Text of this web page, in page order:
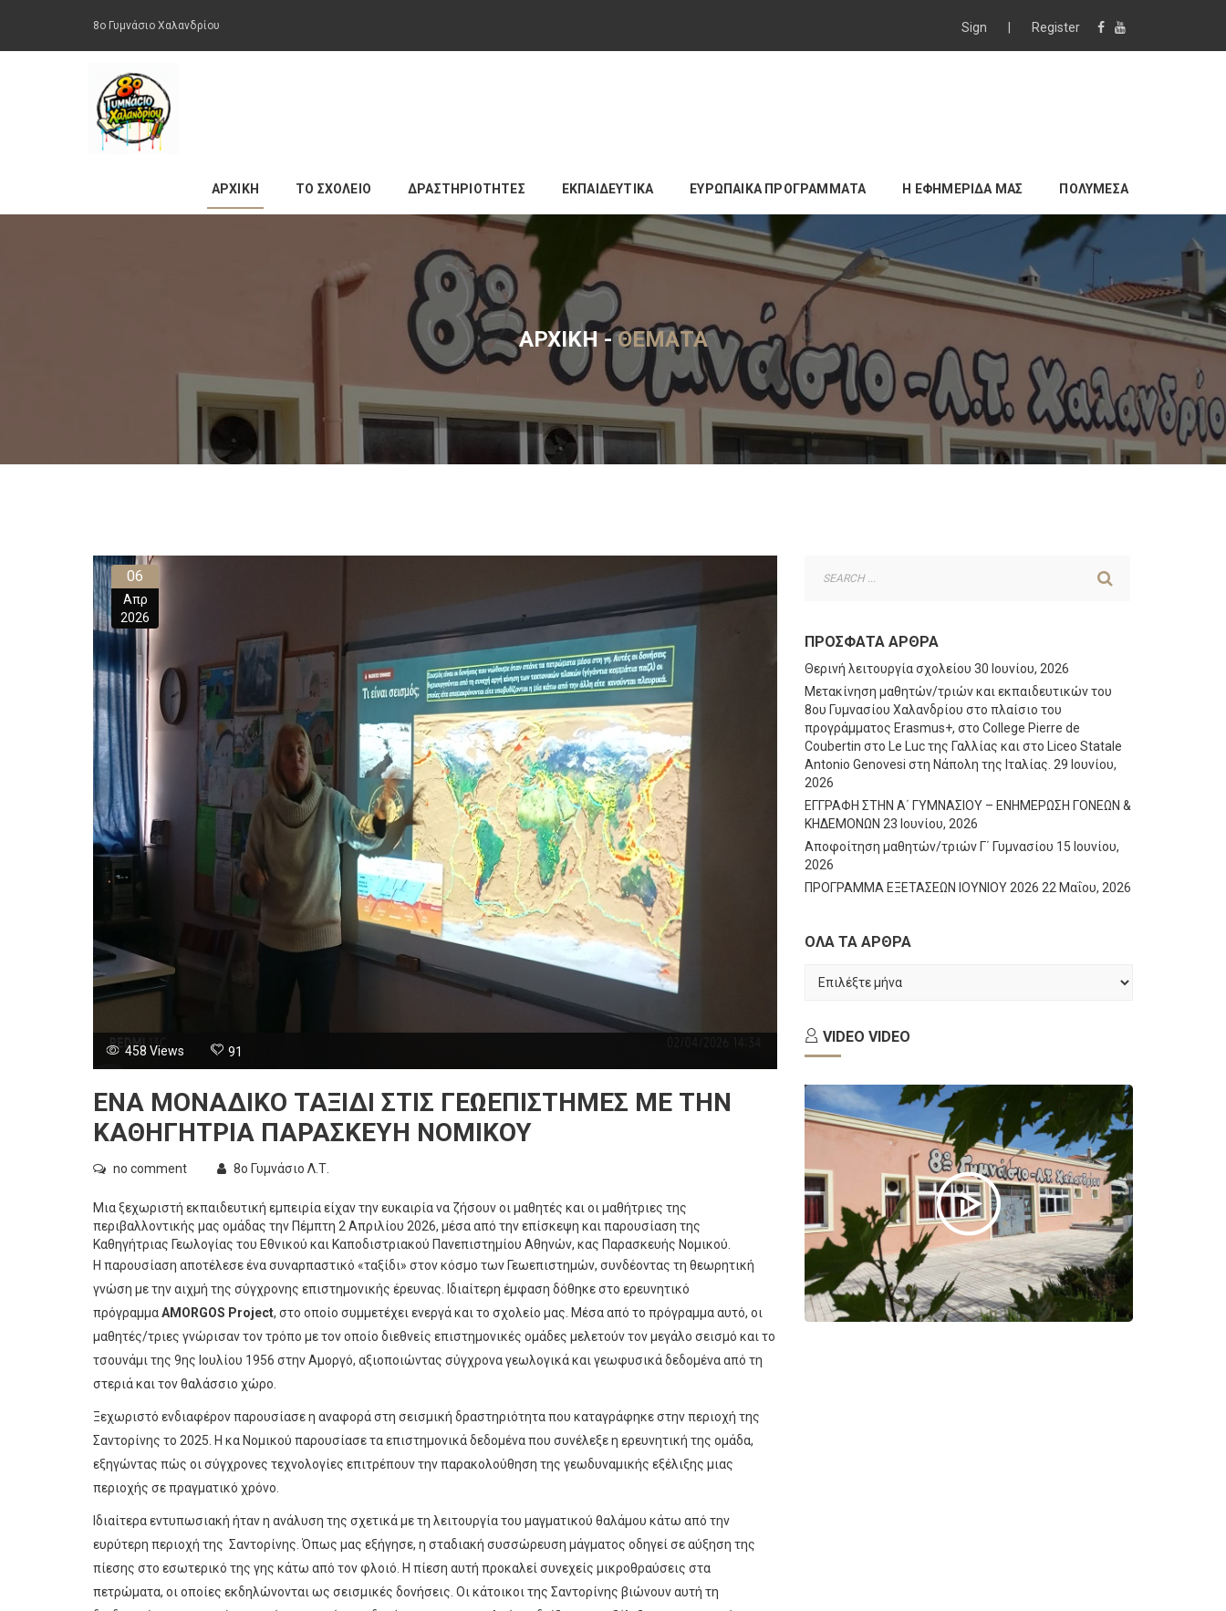
8ο Γυμνάσιο Χαλανδρίου Sign Register
ΑΡΧΙΚΗ ΤΟ ΣΧΟΛΕΙΟ ΔΡΑΣΤΗΡΙΟΤΗΤΕΣ ΕΚΠΑΙΔΕΥΤΙΚΑ ΕΥΡΩΠΑΙΚΑ ΠΡΟΓΡΑΜΜΑΤΑ Η ΕΦΗΜΕΡΙΔΑ ΜΑΣ ΠΟΛΥΜΕΣΑ
ΑΡΧΙΚΉ-ΘΈΜΑΤΑ
06
Απρ
2026
458 Views 91
ΈΝΑ ΜΟΝΑΔΙΚΌ ΤΑΞΊΔΙ ΣΤΙΣ ΓΕΩΕΠΙΣΤΉΜΕΣ ΜΕ ΤΗΝ
ΚΑΘΗΓΉΤΡΙΑ ΠΑΡΑΣΚΕΥΉ ΝΟΜΙΚΟΎ
no comment 8ο Γυμνάσιο Λ.Τ.
Μια ξεχωριστή εκπαιδευτική εμπειρία είχαν την ευκαιρία να ζήσουν οι μαθητές και οι μαθήτριες της
περιβαλλοντικής μας ομάδας την Πέμπτη 2 Απριλίου 2026, μέσα από την επίσκεψη και παρουσίαση της
Καθηγήτριας Γεωλογίας του Εθνικού και Καποδιστριακού Πανεπιστημίου Αθηνών, κας Παρασκευής Νομικού.
Η παρουσίαση αποτέλεσε ένα συναρπαστικό «ταξίδι» στον κόσμο των Γεωεπιστημών, συνδέοντας τη θεωρητική
γνώση με την αιχμή της σύγχρονης επιστημονικής έρευνας. Ιδιαίτερη έμφαση δόθηκε στο ερευνητικό
πρόγραμμαAMORGOS Project, στο οποίο συμμετέχει ενεργά και το σχολείο μας. Μέσα από το πρόγραμμα αυτό, οι
μαθητές/τριες γνώρισαν τον τρόπο με τον οποίο διεθνείς επιστημονικές ομάδες μελετούν τον μεγάλο σεισμό και το
τσουνάμι της 9ης Ιουλίου 1956 στην Αμοργό, αξιοποιώντας σύγχρονα γεωλογικά και γεωφυσικά δεδομένα από τη
στεριά και τον θαλάσσιο χώρο.
Ξεχωριστό ενδιαφέρον παρουσίασε η αναφορά στη σεισμική δραστηριότητα που καταγράφηκε στην περιοχή της
Σαντορίνης το 2025. Η κα Νομικού παρουσίασε τα επιστημονικά δεδομένα που συνέλεξε η ερευνητική της ομάδα,
εξηγώντας πώς οι σύγχρονες τεχνολογίες επιτρέπουν την παρακολούθηση της γεωδυναμικής εξέλιξης μιας
περιοχής σε πραγματικό χρόνο.
Ιδιαίτερα εντυπωσιακή ήταν η ανάλυση της σχετικά με τη λειτουργία του μαγματικού θαλάμου κάτω από την
ευρύτερη περιοχή της Σαντορίνης. Όπως μας εξήγησε, η σταδιακή συσσώρευση μάγματος οδηγεί σε αύξηση της
πίεσης στο εσωτερικό της γης κάτω από τον φλοιό. Η πίεση αυτή προκαλεί συνεχείς μικροθραύσεις στα
πετρώματα, οι οποίες εκδηλώνονται ως σεισμικές δονήσεις. Οι κάτοικοι της Σαντορίνης βιώνουν αυτή τη
ΠΡΌΣΦΑΤΑ ΆΡΘΡΑ
Θερινή λειτουργία σχολείου 30 Ιουνίου, 2026
Μετακίνηση μαθητών/τριών και εκπαιδευτικών του
8ου Γυμνασίου Χαλανδρίου στο πλαίσιο του
προγράμματος Erasmus+, στο College Pierre de
Coubertin στο Le Luc της Γαλλίας και στο Liceo Statale
Antonio Genovesi στη Νάπολη της Ιταλίας. 29 Ιουνίου,
2026
ΕΓΓΡΑΦΗ ΣΤΗΝ Α΄ ΓΥΜΝΑΣΙΟΥ – ΕΝΗΜΕΡΩΣΗ ΓΟΝΕΩΝ &
ΚΗΔΕΜΟΝΩΝ 23 Ιουνίου, 2026
Αποφοίτηση μαθητών/τριών Γ΄ Γυμνασίου 15 Ιουνίου,
2026
ΠΡΟΓΡΑΜΜΑ ΕΞΕΤΑΣΕΩΝ ΙΟΥΝΙΟΥ 2026 22 Μαΐου, 2026
ΟΛΑ ΤΑ ΑΡΘΡΑ
ΤΑ
VIDEO VIDEO